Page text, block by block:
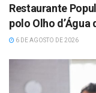
Restaurante
polo Olho
6 DE AGOSTO DE 2026